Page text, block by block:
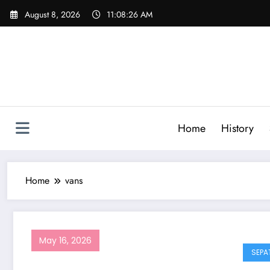
Skip
August 8, 2026 11:08:26 AM
Home History
Home vans
May 16, 2026